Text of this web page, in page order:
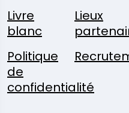
Livre
blanc
Lieux
Politique
de
confidentialité